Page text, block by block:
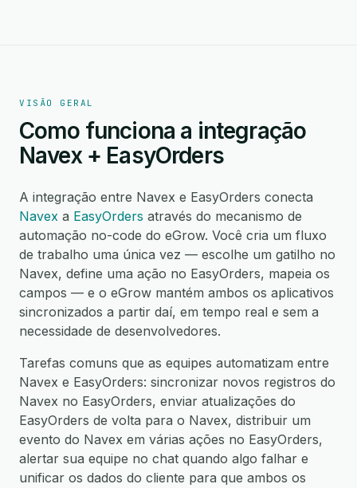
VISÃO GERAL
Como funciona a integração
Navex + EasyOrders
A integração entre Navex e EasyOrders conecta
Navex a EasyOrders através do mecanismo de
automação no-code do eGrow. Você cria um fluxo
de trabalho uma única vez — escolhe um gatilho no
Navex, define uma ação no EasyOrders, mapeia os
campos — e o eGrow mantém ambos os aplicativos
sincronizados a partir daí, em tempo real e sem a
necessidade de desenvolvedores.
Tarefas comuns que as equipes automatizam entre
Navex e EasyOrders: sincronizar novos registros do
Navex no EasyOrders, enviar atualizações do
EasyOrders de volta para o Navex, distribuir um
evento do Navex em várias ações no EasyOrders,
alertar sua equipe no chat quando algo falhar e
unificar os dados do cliente para que ambos os